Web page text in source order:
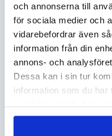
och annonserna till
för sociala medier och
vidarebefordrar även
information från din
annons- och
Dessa kan i sin tur
information som du har
SE